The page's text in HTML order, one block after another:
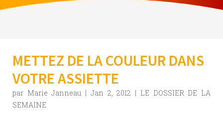
METTEZ DE LA COULEUR DANS
VOTRE ASSIETTE
par Marie Janneau | Jan 2, 2012 | LE DOSSIER DE LA
SEMAINE